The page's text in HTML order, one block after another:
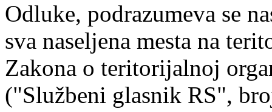
Odluke, podrazumeva se
sva naseljena mesta na
Zakona o teritorijalnoj
("Službeni glasnik RS",